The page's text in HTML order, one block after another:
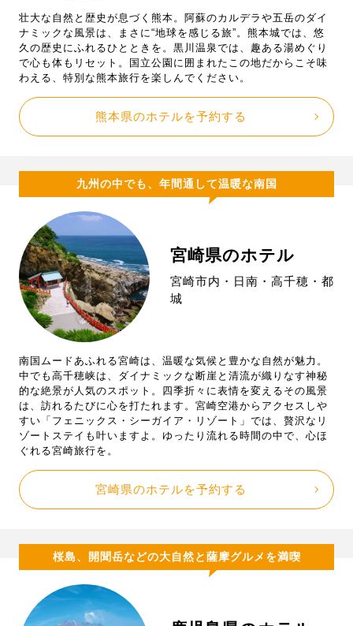
壮大な自然と歴史が息づく熊本。阿蘇のカルデラや五岳のダイ
ナミックな風景は、まさに“地球を感じる旅”。熊本城では、悠
久の歴史にふれるひとときを。黒川温泉では、趣ある湯めぐり
で心も体もリセット。国立公園に囲まれたこの地だからこそ味
わえる、特別な熊本旅行を楽しんでください。
熊本県のホテルを予約する
九州の中でも、年間通して温暖な南国
宮崎県のホテル
宮崎市内・日南・高千穂・都
城
南国ムードあふれる宮崎は、温暖な気候と豊かな自然が魅力。
中でも高千穂峡は、ダイナミックな断崖と清流が織りなす神秘
的な絶景が人気のスポット。四季折々に表情を変えるその風景
は、訪れるたびに心を打たれます。宮崎空港からアクセスしや
すい「フェニックス・シーガイア・リゾート」では、贅沢なリ
ゾートステイも叶いますよ。ゆったり流れる時間の中で、心ほ
ぐれる宮崎旅行を。
宮崎県のホテルを予約する
桜島、開聞岳などの大自然と薩摩グルメを満喫